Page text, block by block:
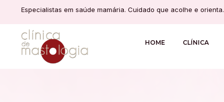
Especialistas em saúde mamária. Cuidado que acolhe e orienta.
HOME CLÍNICA